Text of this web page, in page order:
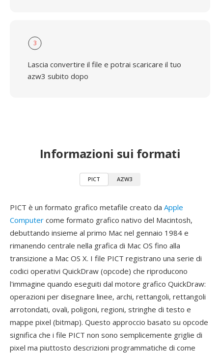
3
Lascia convertire il file e potrai scaricare il tuo
azw3 subito dopo
Informazioni sui formati
PICT AZW3
PICT è un formato grafico metafile creato da Apple
Computer come formato grafico nativo del Macintosh,
debuttando insieme al primo Mac nel gennaio 1984 e
rimanendo centrale nella grafica di Mac OS fino alla
transizione a Mac OS X. I file PICT registrano una serie di
codici operativi QuickDraw (opcode) che riproducono
l'immagine quando eseguiti dal motore grafico QuickDraw:
operazioni per disegnare linee, archi, rettangoli, rettangoli
arrotondati, ovali, poligoni, regioni, stringhe di testo e
mappe pixel (bitmap). Questo approccio basato su opcode
significa che i file PICT non sono semplicemente griglie di
pixel ma piuttosto descrizioni programmatiche di come